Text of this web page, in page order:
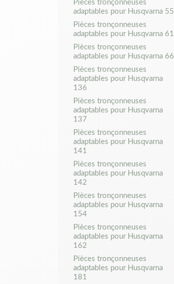
adaptables pour Husqvarna 55
Pièces tronçonneuses
adaptables pour Husqvarna 61
Pièces tronçonneuses
adaptables pour Husqvarna 66
Pièces tronçonneuses
adaptables pour Husqvarna
136
Pièces tronçonneuses
adaptables pour Husqvarna
137
Pièces tronçonneuses
adaptables pour Husqvarna
141
Pièces tronçonneuses
adaptables pour Husqvarna
142
Pièces tronçonneuses
adaptables pour Husqvarna
154
Pièces tronçonneuses
adaptables pour Husqvarna
162
Pièces tronçonneuses
adaptables pour Husqvarna
181